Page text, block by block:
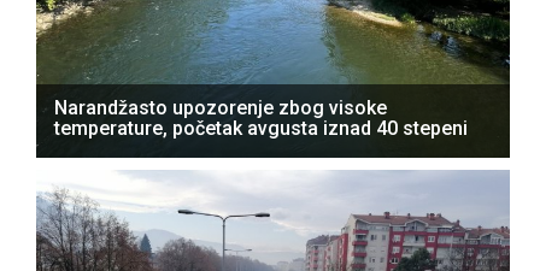
Narandžasto upozorenje zbog visoke
temperature, početak avgusta iznad 40 stepeni